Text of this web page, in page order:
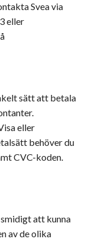
Svea via
eller
sätt att betala
eller
behöver du
CVC-koden.
att kunna
av de olika